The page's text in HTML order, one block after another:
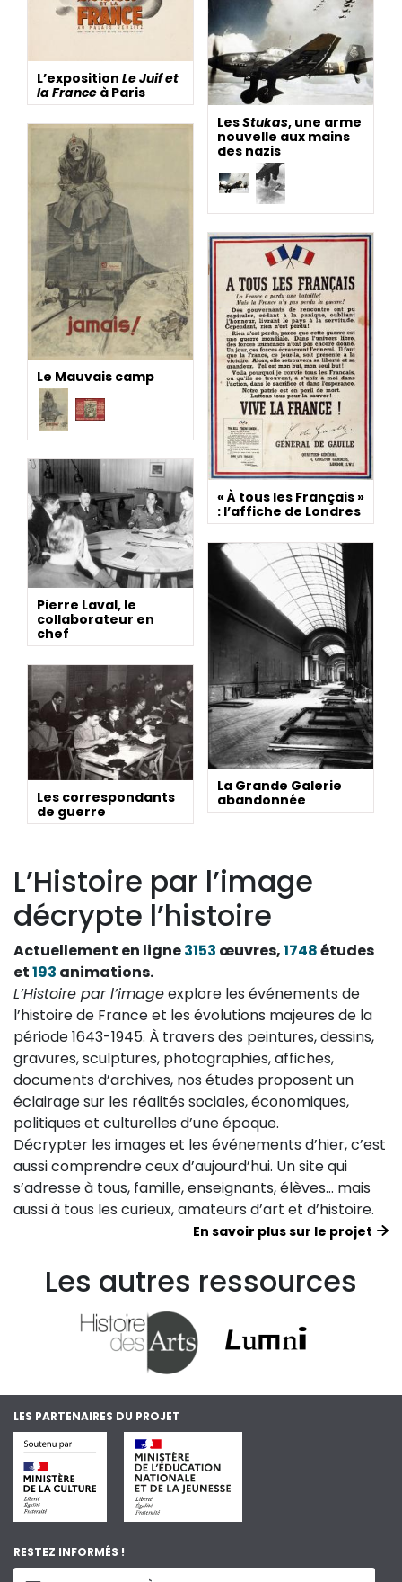
L’exposition Le Juif et
la France à Paris
LesStukas, une arme
nouvelle aux mains
des nazis
Le Mauvais camp
« À tous les Français »
: l’affiche de Londres
Pierre Laval, le
collaborateur en
chef
La Grande Galerie
abandonnée
Les correspondants
de guerre
L’Histoire par l’image
décrypte l’histoire
Actuellement en ligne3153 œuvres,1748études
et193 animations.
L’Histoire par l’imageexplore les événements de
l’histoire de France et les évolutions majeures de la
période 1643-1945. À travers des peintures, dessins,
gravures, sculptures, photographies, affiches,
documents d’archives, nos études proposent un
éclairage sur les réalités sociales, économiques,
politiques et culturelles d’une époque.
Décrypter les images et les événements d’hier, c’est
aussi comprendre ceux d’aujourd’hui. Un site qui
s’adresse à tous, famille, enseignants, élèves… mais
aussi à tous les curieux, amateurs d’art et d’histoire.
En savoir plus sur le projet
Les autres ressources
LES PARTENAIRES DU PROJET
RESTEZ INFORMÉS !